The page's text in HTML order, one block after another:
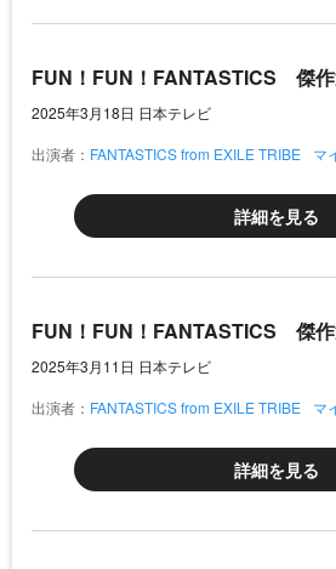
FUN！FUN！FANTASTICS 傑
2025年3月18日 日本テレビ
出演者： FANTASTICS from EXILE TRIBE マ
詳細を見る
FUN！FUN！FANTASTICS 傑
2025年3月11日 日本テレビ
出演者： FANTASTICS from EXILE TRIBE マ
詳細を見る